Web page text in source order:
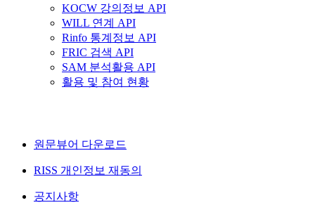
KOCW 강의정보 API
WILL 연계 API
Rinfo 통계정보 API
FRIC 검색 API
SAM 분석활용 API
활용 및 참여 현황
원문뷰어 다운로드
RISS 개인정보 재동의
공지사항